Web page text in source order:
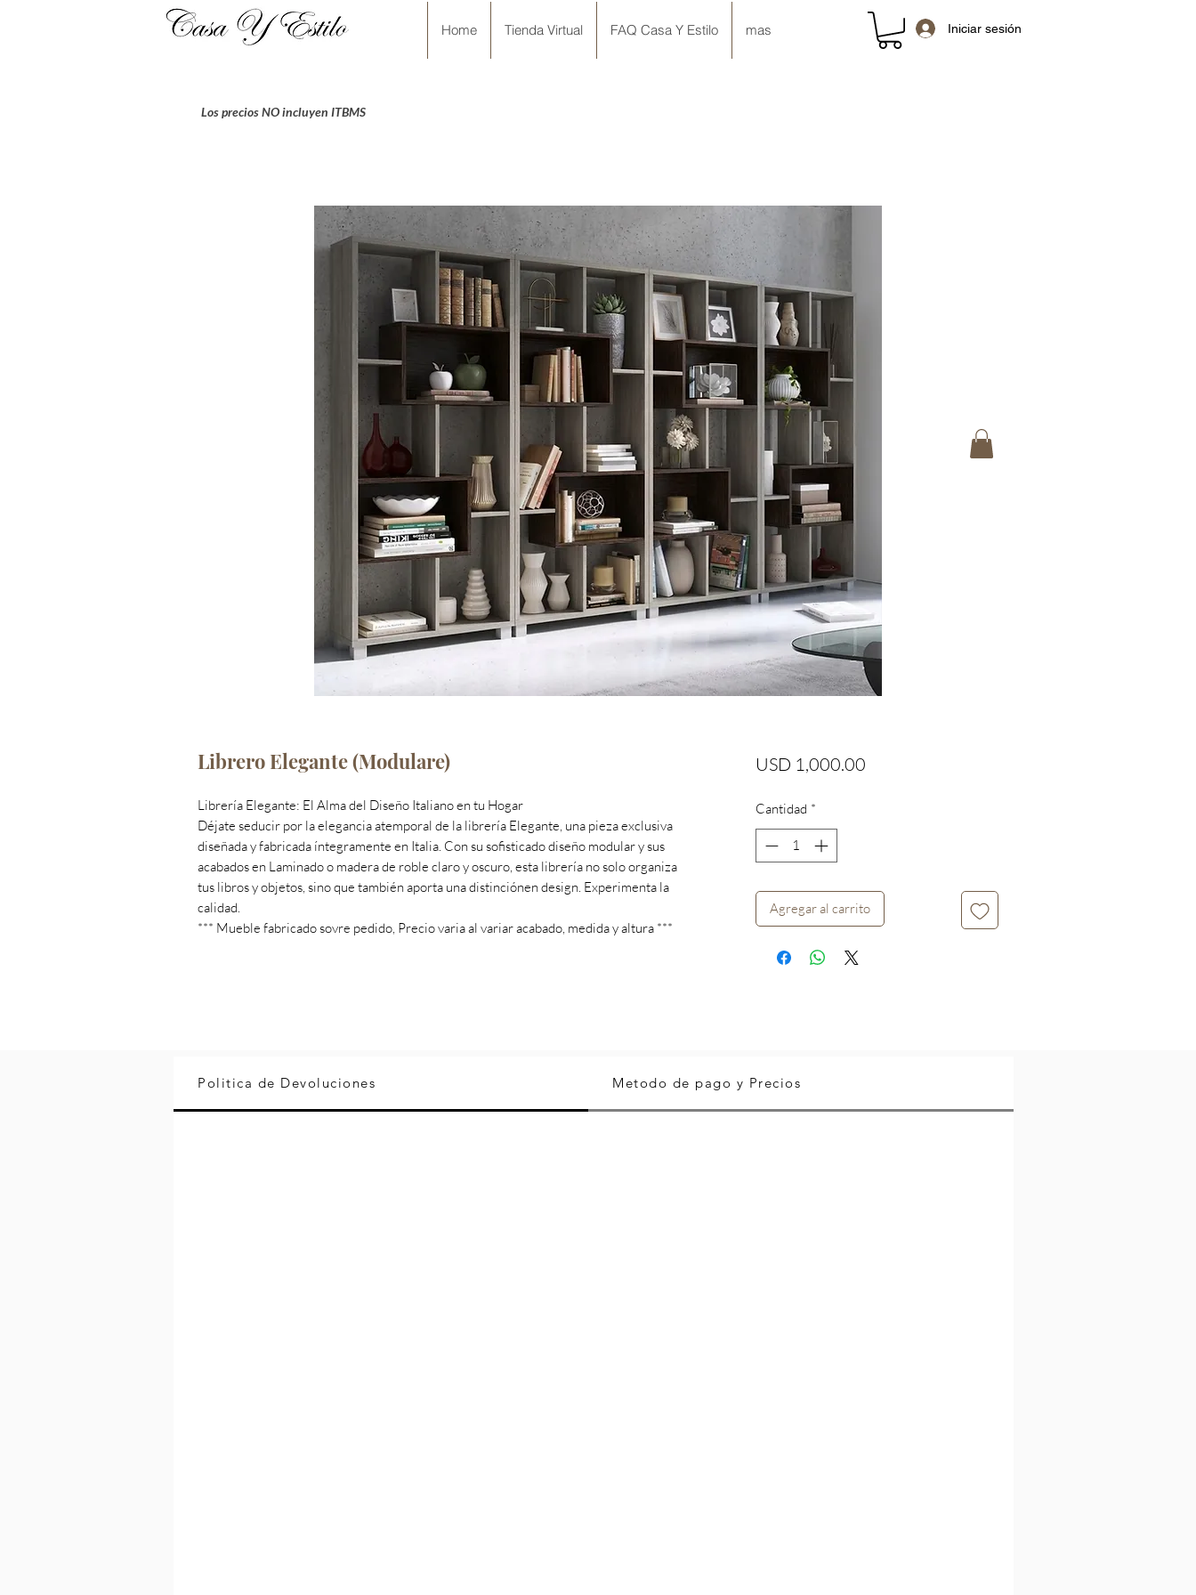
Home Tienda Virtual FAQ Casa Y Estilo mas Iniciar sesión
Los precios NO incluyen ITBMS
Librero Elegante (Modulare)
Librería Elegante: El Alma del Diseño Italiano en tu Hogar
Déjate seducir por la elegancia atemporal de la librería Elegante, una pieza exclusiva
diseñada y fabricada íntegramente en Italia. Con su sofisticado diseño modular y sus
acabados en Laminado o madera de roble claro y oscuro, esta librería no solo organiza
tus libros y objetos, sino que también aporta una distinciónen design. Experimenta la
calidad.
*** Mueble fabricado sovre pedido, Precio varia al variar acabado, medida y altura ***
USD 1,000.00Precio
Cantidad *
Agregar al carrito
Politica de Devoluciones Metodo de pago y Precios